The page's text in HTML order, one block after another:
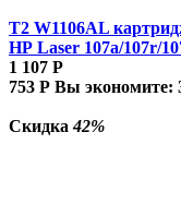
T2 W1106AL
HP Laser 107a/107r/
1 107 Р
753 Р Вы экономите:
Скидка42%